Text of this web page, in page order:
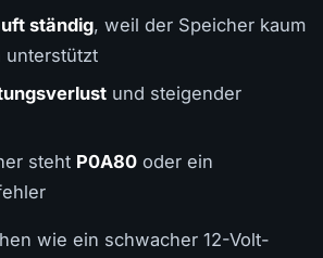
ständig, weil der Speicher kaum
unterstützt
und steigender
steht P0A80 oder ein
wie ein schwacher 12-Volt-